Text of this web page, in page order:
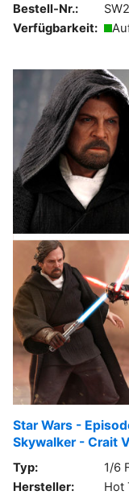
Bestell-Nr.:
Verfügbarkeit:
Star Wars -
Skywalker - Crait
Typ:
1/6
Hersteller:
Hot